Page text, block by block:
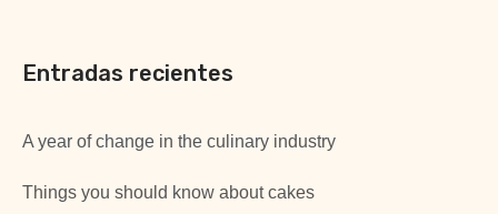
Entradas recientes
A year of change in the culinary industry
Things you should know about cakes